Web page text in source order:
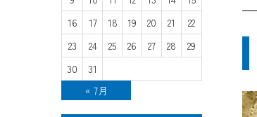
16
17 18 19 20 21
22
23
24 25 26 27 28
29
30
31
« 7月